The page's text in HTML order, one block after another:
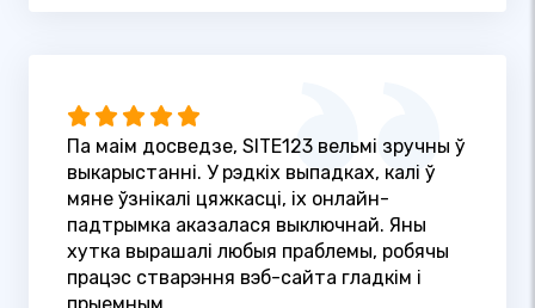
Па маім досведзе, SITE123 вельмі зручны ў
выкарыстанні. У рэдкіх выпадках, калі ў
мяне ўзнікалі цяжкасці, іх онлайн-
падтрымка аказалася выключнай. Яны
хутка вырашалі любыя праблемы, робячы
працэс стварэння вэб-сайта гладкім і
прыемным.